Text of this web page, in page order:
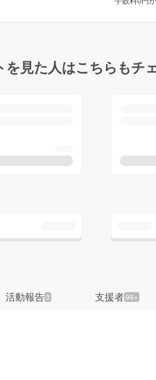
を見た人はこちらもチ
活動報告3 支援者99+